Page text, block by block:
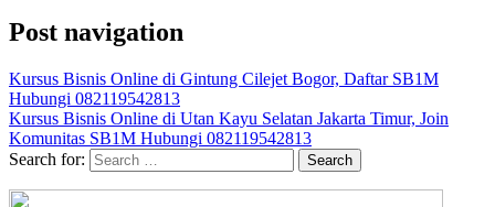
Post navigation
Kursus Bisnis Online di Gintung Cilejet Bogor, Daftar SB1M
Hubungi 082119542813
Kursus Bisnis Online di Utan Kayu Selatan Jakarta Timur, Join
Komunitas SB1M Hubungi 082119542813
Search for: